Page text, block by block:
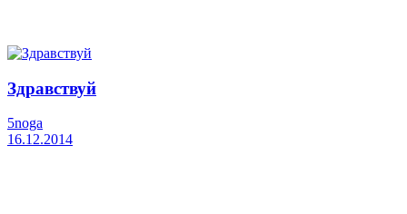
Здравствуй
5noga
16.12.2014